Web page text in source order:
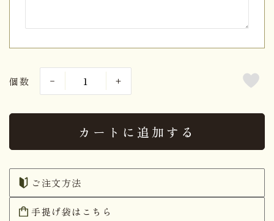
個数
カートに追加する
ご注文方法
手提げ袋はこちら